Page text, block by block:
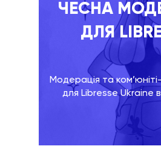
ЧЕСНА
ДЛЯ
Модерація та
для Libresse Ukraine